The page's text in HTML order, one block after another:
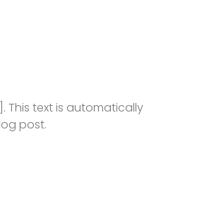
This text is automatically
post.